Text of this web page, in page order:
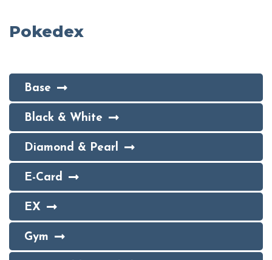
Pokedex
Base
Black & White
Diamond & Pearl
E-Card
EX
Gym